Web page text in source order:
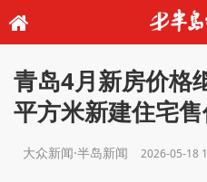
青岛4月新房价格
平方米新建住宅
大众新闻·半岛新闻 2026-05-18